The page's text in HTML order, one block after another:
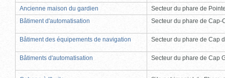
Ancienne maison du gardien
Secteur du phare de
Bâtiment d'automatisation
Secteur du phare de Cap-
Bâtiment des équipements de navigation Secteur du phare de Cap
Bâtiments d'automatisation Secteur du phare de Cap